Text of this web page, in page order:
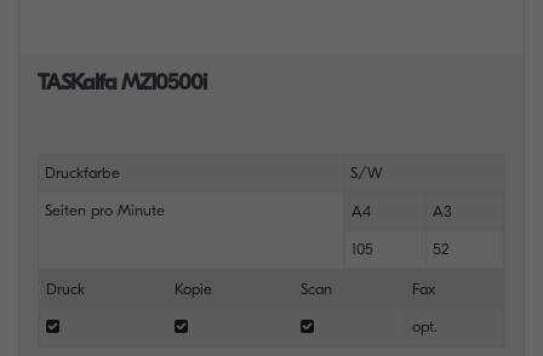
TASKalfa MZ10500i
Druckfarbe S/W
Seiten pro Minute A4 A3
105 52
Druck Kopie Scan Fax
opt.